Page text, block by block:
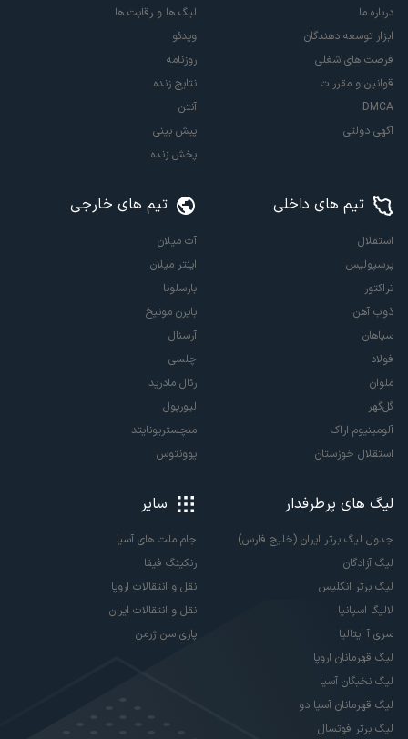
درباره ما
ابزار توسعه دهندگان
فرصت های شغلی
قوانین و مقررات
DMCA
آگهی دولتی
لیگ ها و رقابت ها
ویدئو
روزنامه
نتایج زنده
آنتن
پیش بینی
پخش زنده
تیم های داخلی
استقلال
پرسپولیس
تراکتور
ذوب آهن
سپاهان
فولاد
ملوان
گل‌گهر
آلومینیوم اراک
استقلال خوزستان
تیم های خارجی
آث میلان
اینتر میلان
بارسلونا
بایرن مونیخ
آرسنال
چلسی
رئال مادرید
لیورپول
منچستریونایتد
یوونتوس
لیگ های پرطرفدار
جدول لیگ برتر ایران (خلیج فارس)
لیگ آزادگان
لیگ برتر انگلیس
لالیگا اسپانیا
سری آ ایتالیا
لیگ قهرمانان اروپا
لیگ نخبگان آسیا
لیگ قهرمانان آسیا دو
لیگ برتر فوتسال
سایر
جام ملت های آسیا
رنکینگ فیفا
نقل و انتقالات اروپا
نقل و انتقالات ایران
پاری سن ژرمن